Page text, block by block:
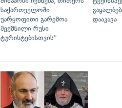
საქართველოში
უარყოფითი გარემოა
შექმნილი რუსი
ტურისტებისთვის"
დააკავა